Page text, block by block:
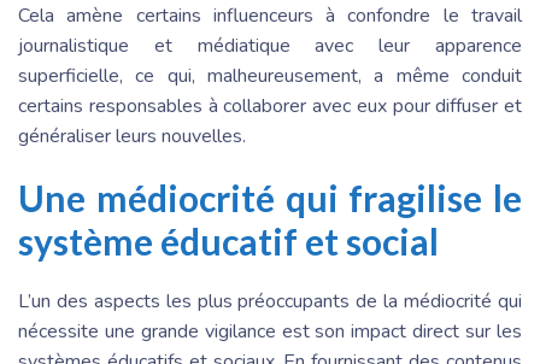
Cela amène certains influenceurs à confondre le travail
journalistique et médiatique avec leur apparence
superficielle, ce qui, malheureusement, a même conduit
certains responsables à collaborer avec eux pour diffuser et
généraliser leurs nouvelles.
Une médiocrité qui fragilise le
système éducatif et social
L’un des aspects les plus préoccupants de la médiocrité qui
nécessite une grande vigilance est son impact direct sur les